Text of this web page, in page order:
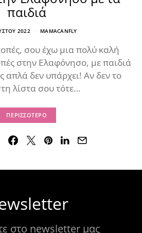
παιδιά
2022 MAMACANFLY
σου έχω μια πολύ καλή
στην Ελαφόνησο, με παιδιά
απλά δεν υπάρχει! Αν δεν το
λίστα σου τότε…
ΠΕΡΙΣΣΌΤΕΡΟ
στο newsletter μας